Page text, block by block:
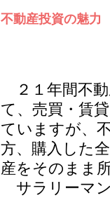
不動産投資の魅力
２１年間不動
て、売買・賃
ていますが、
方、購入した
産をそのまま
サラリーマ